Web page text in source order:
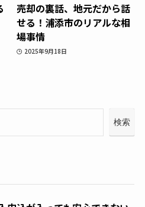
売却の裏話、地元だから話
せる！浦添市のリアルな相
場事情
2025年9月18日
検索